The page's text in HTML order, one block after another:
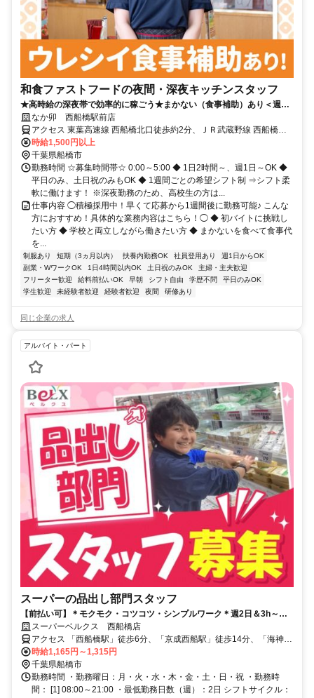
和食ファストフードの夜間・深夜キッチンスタッフ
★高時給の深夜帯で効率的に稼ごう★まかない（食事補助）あり＜週1
～/1日2ｈ～＞
なか卯 西船橋駅前店
アクセス 東葉高速線 西船橋北口徒歩約2分、ＪＲ武蔵野線 西船橋北
口徒歩約2分、東京メトロ東西線/ＪＲ中央本線 西船橋北口徒歩約2分
時給1,500円以上
千葉県船橋市
勤務時間 ☆募集時間帯☆ 0:00～5:00 ◆ 1日2時間～、週1日～OK ◆
平日のみ、土日祝のみもOK ◆ 1週間ごとの希望シフト制 ⇒シフト柔
軟に働けます！ ※深夜勤務のため、高校生の方は...
仕事内容 ◯積極採用中！早くて応募から1週間後に勤務可能♪ こんな
方におすすめ！具体的な業務内容はこちら！◯ ◆ 初バイトに挑戦し
たい方 ◆ 学校と両立しながら働きたい方 ◆ まかないを食べて食事代
を...
制服あり 短期（3ヵ月以内） 扶養内勤務OK 社員登用あり
週1日からOK
副業・WワークOK
1日4時間以内OK 土日祝のみOK
主婦・主夫歓迎
フリーター歓迎
給料前払いOK 早朝 シフト自由 学歴不問
平日のみOK
学生歓迎
未経験者歓迎 経験者歓迎 夜間 研修あり
同じ企業の求人
アルバイト・パート
スーパーの品出し部門スタッフ
【前払い可】＊モクモク・コツコツ・シンプルワーク＊週2日＆3h～シ
フト相談OK！扶養内でも働けます♪
スーパーベルクス 西船橋店
アクセス 「西船橋駅」徒歩6分、「京成西船駅」徒歩14分、「海神
駅」徒歩19分★自転車通勤OK
時給1,165円～1,315円
千葉県船橋市
勤務時間 ・勤務曜日：月・火・水・木・金・土・日・祝 ・勤務時
間： [1] 08:00～21:00 ・最低勤務日数（週）：2日 シフトサイクル：